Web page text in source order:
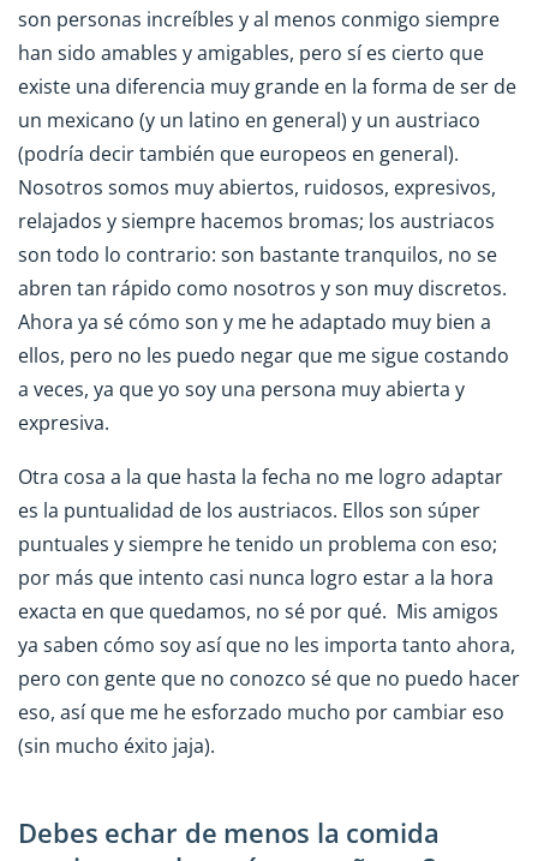
son personas increíbles y al menos conmigo siempre
han sido amables y amigables, pero sí es cierto que
existe una diferencia muy grande en la forma de ser de
un mexicano (y un latino en general) y un austriaco
(podría decir también que europeos en general).
Nosotros somos muy abiertos, ruidosos, expresivos,
relajados y siempre hacemos bromas; los austriacos
son todo lo contrario: son bastante tranquilos, no se
abren tan rápido como nosotros y son muy discretos.
Ahora ya sé cómo son y me he adaptado muy bien a
ellos, pero no les puedo negar que me sigue costando
a veces, ya que yo soy una persona muy abierta y
expresiva.
Otra cosa a la que hasta la fecha no me logro adaptar
es la puntualidad de los austriacos. Ellos son súper
puntuales y siempre he tenido un problema con eso;
por más que intento casi nunca logro estar a la hora
exacta en que quedamos, no sé por qué. Mis amigos
ya saben cómo soy así que no les importa tanto ahora,
pero con gente que no conozco sé que no puedo hacer
eso, así que me he esforzado mucho por cambiar eso
(sin mucho éxito jaja).
Debes echar de menos la comida